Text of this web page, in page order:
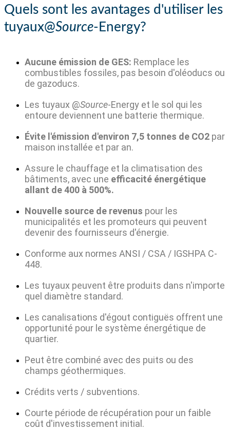
Quels sont les avantages d'utiliser les
tuyaux@Source-Energy?
Aucune émission de GES: Remplace les
combustibles fossiles, pas besoin d'oléoducs ou
de gazoducs.
Les tuyaux @Source-Energy et le sol qui les
entoure deviennent une batterie thermique.
Évite l'émission d'environ 7,5 tonnes de CO2 par
maison installée et par an.
Assure le chauffage et la climatisation des
bâtiments, avec une efficacité énergétique
allant de 400 à 500%.
Nouvelle source de revenus pour les
municipalités et les promoteurs qui peuvent
devenir des fournisseurs d'énergie.
Conforme aux normes ANSI / CSA / IGSHPA C-
448.
Les tuyaux peuvent être produits dans n'importe
quel diamètre standard.
Les canalisations d'égout contiguës offrent une
opportunité pour le système énergétique de
quartier.
Peut être combiné avec des puits ou des
champs géothermiques.
Crédits verts / subventions.
Courte période de récupération pour un faible
coût d'investissement initial.